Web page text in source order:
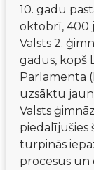
10. gadu
oktobrī, 400
Valsts 2.
gadus, kopš
Parlamenta
uzsāktu
Valsts
piedalījušies
turpinās
procesus un